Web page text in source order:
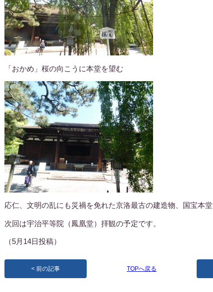
「おかめ」桜の向こうに本堂を望む
応仁、文明の乱にも災禍を免れた京洛最古の建造物、国宝本堂
次回は宇治平等院（鳳凰堂）拝観の予定です。
（5月14日投稿）
前の記事 TOPへ戻る